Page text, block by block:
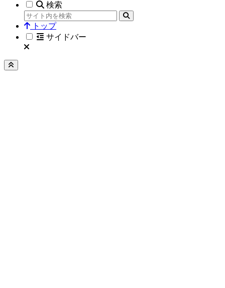
検索
トップ
サイドバー